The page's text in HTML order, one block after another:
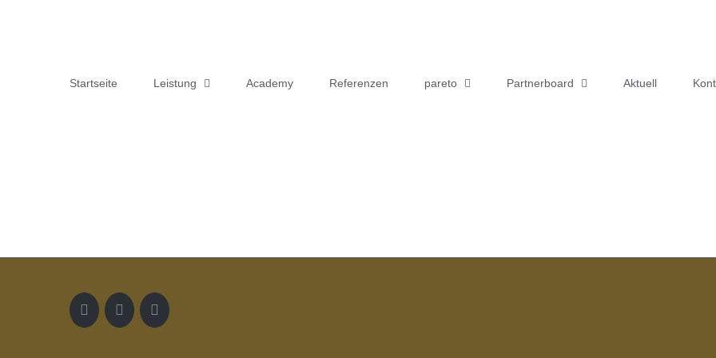
Startseite Leistung Academy Referenzen pareto Partnerboard Aktuell